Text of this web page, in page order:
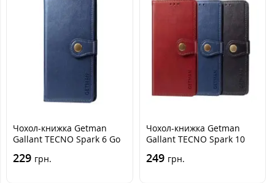
Чохол-книжка Getman
Gallant TECNO Spark 6 Go
229 грн.
Чохол-книжка Getman
Gallant TECNO Spark 10
249 грн.